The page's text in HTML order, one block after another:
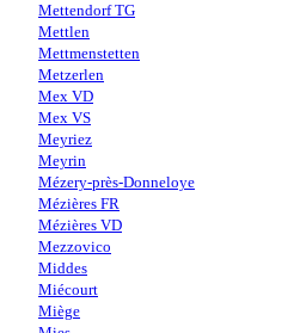
Mettendorf TG
Mettlen
Mettmenstetten
Metzerlen
Mex VD
Mex VS
Meyriez
Meyrin
Mézery-près-Donneloye
Mézières FR
Mézières VD
Mezzovico
Middes
Miécourt
Miège